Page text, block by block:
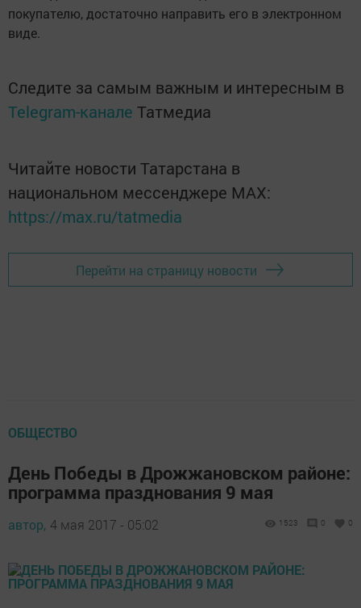
покупателю, достаточно направить его в электронном
виде.
Следите за самым важным и интересным в
Telegram-канале Татмедиа
Читайте новости Татарстана в
национальном мессенджере MАХ:
https://max.ru/tatmedia
Перейти на страницу новости
ОБЩЕСТВО
День Победы в Дрожжановском районе:
программа празднования 9 мая
автор, 4 мая 2017 - 05:02 1523 0 0